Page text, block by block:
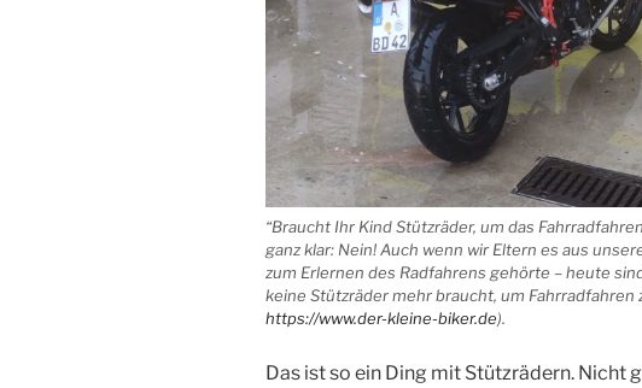
“Braucht Ihr Kind Stützräder, um das
ganz klar: Nein! Auch wenn wir Eltern es aus
zum Erlernen des Radfahrens gehörte – heute
keine Stützräder mehr braucht, um Fahrradfahren
https://www.der-kleine-biker.de).
Das ist so ein Ding mit Stützrädern. Nicht